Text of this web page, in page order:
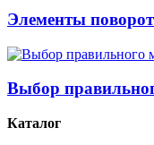
Элементы
Выбор
Каталог